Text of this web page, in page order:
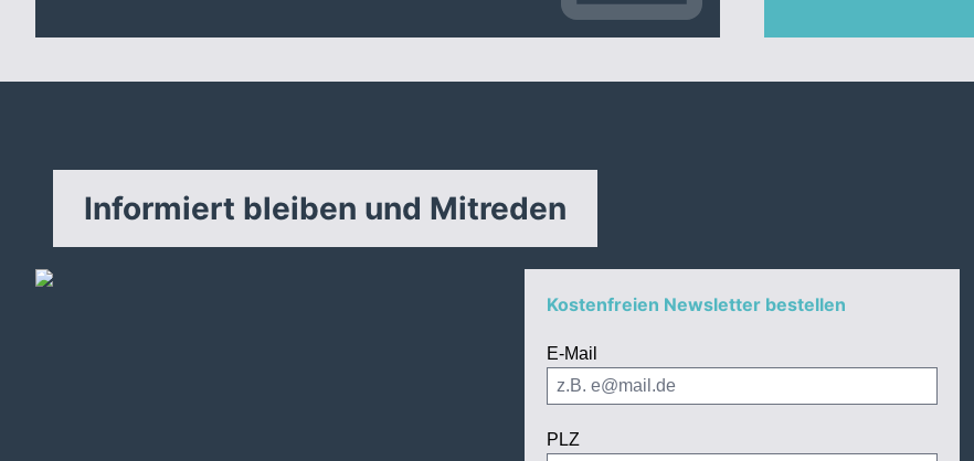
Informiert bleiben und Mitreden
Kostenfreien Newsletter bestellen
E-Mail
PLZ